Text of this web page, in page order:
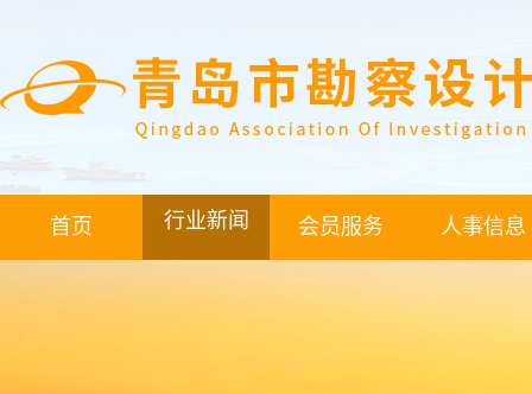
首页 行业新闻 会员服务 人事信息